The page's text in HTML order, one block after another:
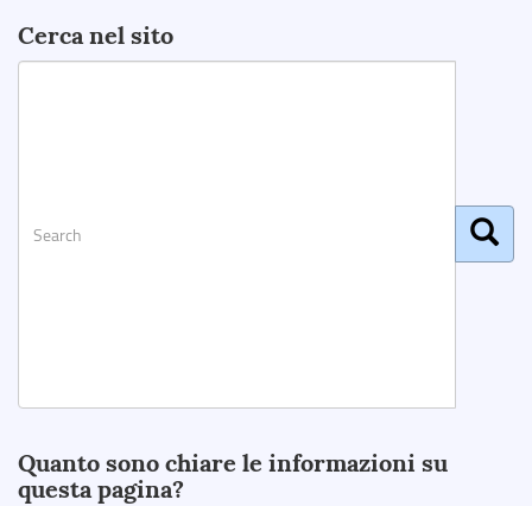
Cerca nel sito
Quanto sono chiare le informazioni su
questa pagina?